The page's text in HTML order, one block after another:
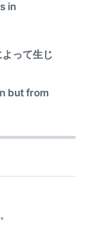
in
って生じ
but from